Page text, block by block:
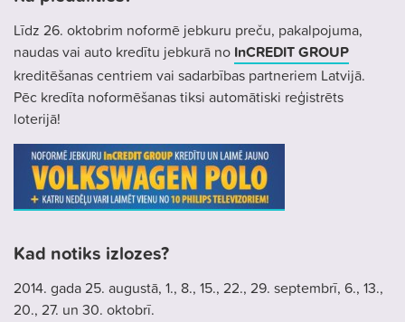
Līdz 26. oktobrim noformē jebkuru preču, pakalpojuma,
naudas vai auto kredītu jebkurā no InCREDIT GROUP
kreditēšanas centriem vai sadarbības partneriem Latvijā.
Pēc kredīta noformēšanas tiksi automātiski reģistrēts
loterijā!
Kad notiks izlozes?
2014. gada 25. augustā, 1., 8., 15., 22., 29. septembrī, 6., 13.,
20., 27. un 30. oktobrī.